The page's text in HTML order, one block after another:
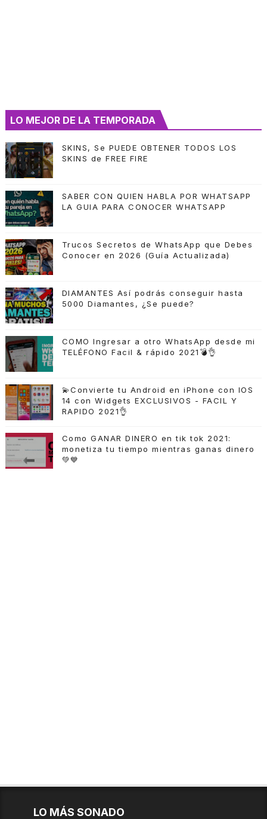
LO MEJOR DE LA TEMPORADA
SKINS, Se PUEDE OBTENER TODOS LOS
SKINS de FREE FIRE
SABER CON QUIEN HABLA POR WHATSAPP
LA GUIA PARA CONOCER WHATSAPP
Trucos Secretos de WhatsApp que Debes
Conocer en 2026 (Guía Actualizada)
DIAMANTES Así podrás conseguir hasta
5000 Diamantes, ¿Se puede?
COMO Ingresar a otro WhatsApp desde mi
TELÉFONO Facil & rápido 2021💣👌
💫Convierte tu Android en iPhone con IOS
14 con Widgets EXCLUSIVOS - FACIL Y
RAPIDO 2021👌
Como GANAR DINERO en tik tok 2021:
monetiza tu tiempo mientras ganas dinero
💚💙
LO MÁS SONADO